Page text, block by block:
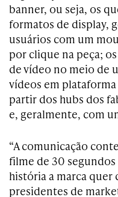
banner, ou seja, os
formatos de display,
usuários com um
por clique na peça;
de vídeo no meio de
vídeos em
partir dos hubs dos
e, geralmente, com
“A comunicação
filme de 30
história a marca quer
presidentes de